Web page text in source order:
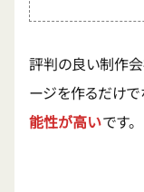
評判の良い制作会
ージを作るだけで
能性が高いです。